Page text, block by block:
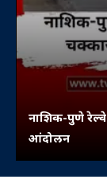
नाशिक-पुणे रेल्वे
आंदोलन